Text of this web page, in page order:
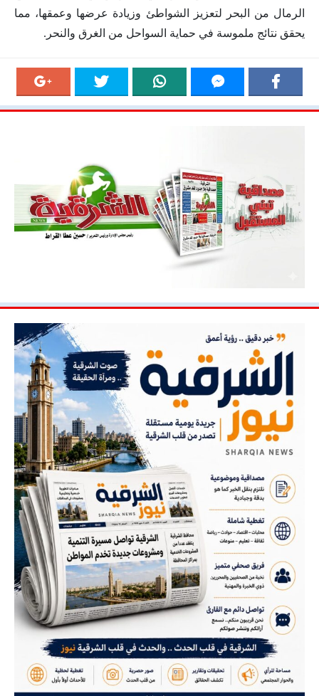
الرمال من البحر لتعزيز الشواطئ وزيادة عرضها وعمقها، مما
يحقق نتائج ملموسة في حماية السواحل من الغرق والنحر.